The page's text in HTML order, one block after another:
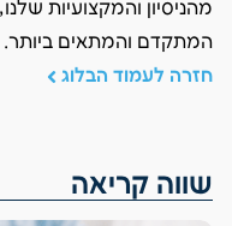
מהניסיון והמקצועיות
המתקדם והמתאים ביותר.
חזרה לעמוד הבלוג
שווה קריאה